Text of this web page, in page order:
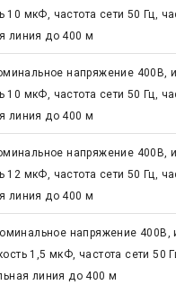
10 мкФ, частота сети 50 Гц,
линия до 400 м
напряжение 400В,
10 мкФ, частота сети 50 Гц,
линия до 400 м
напряжение 400В,
12 мкФ, частота сети 50 Гц,
линия до 400 м
напряжение 400В,
1,5 мкФ, частота сети 50
линия до 400 м